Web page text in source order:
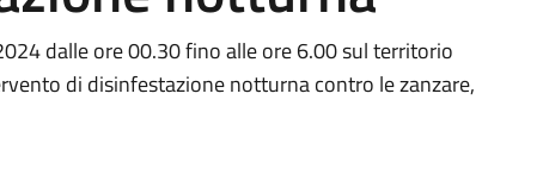
dalle ore 00.30 fino alle ore 6.00 sul territorio
di disinfestazione notturna contro le zanzare,